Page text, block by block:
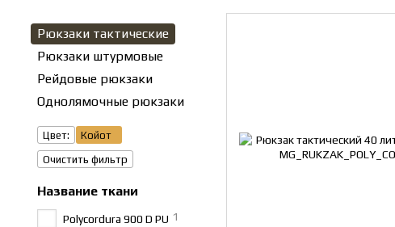
Рюкзаки тактические
Рюкзаки штурмовые
Рейдовые рюкзаки
Однолямочные рюкзаки
Цвет:
Койот
Очистить фильтр
Название ткани
Polycordura 900 D PU 1